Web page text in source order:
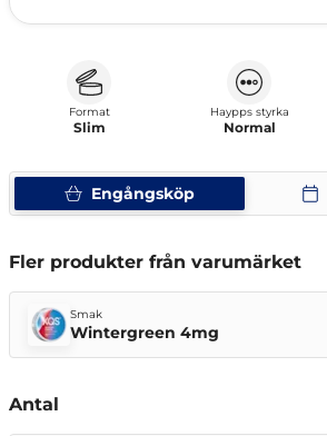
Engångsköp
Format
Slim
Haypps styrka
Normal
Fler produkter från varumärket
Smak
Wintergreen 4mg
Antal